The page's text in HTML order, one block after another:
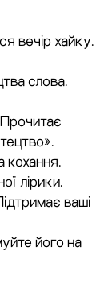
вечір хайку.
слова.
лірики.
ваші
його на